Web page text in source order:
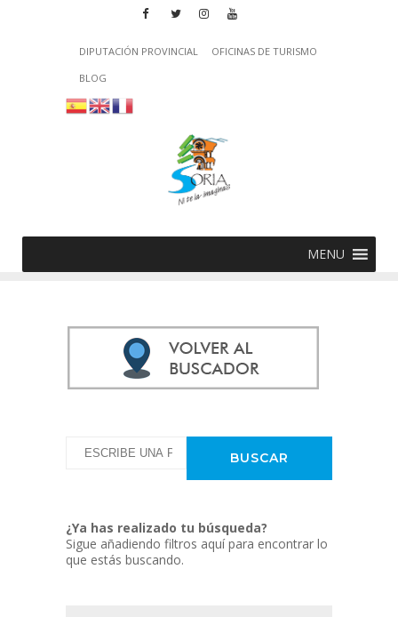
DIPUTACIÓN PROVINCIAL
OFICINAS DE TURISMO
BLOG
MENU
¿Ya has realizado tu búsqueda?
Sigue añadiendo filtros aquí para encontrar lo
que estás buscando.